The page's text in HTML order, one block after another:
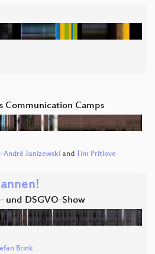
Communication Camps
André Janizewski and Tim Pritlove
und DSGVO-Show
Brink